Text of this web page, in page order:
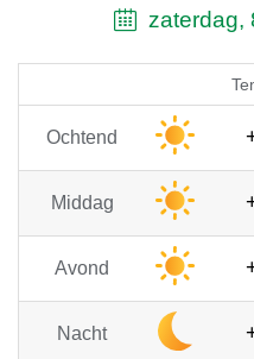
zaterdag,
Ochtend
Middag
Avond
Nacht